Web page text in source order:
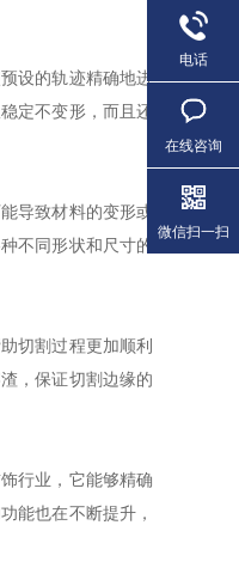
设的轨迹精确地进
定不变形，而且还
导致材料的变形或
不同形状和尺寸的
切割过程更加顺利
，保证切割边缘的
行业，它能够精确
能也在不断提升，
电话
在线咨询
微信扫一扫